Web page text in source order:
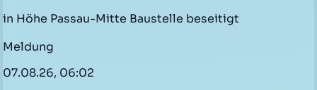
in Höhe Passau-Mitte Baustelle beseitigt
Meldung
07.08.26, 06:02